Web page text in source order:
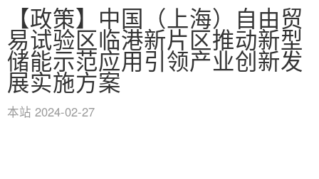
【政策】中国（上海）自由贸
易试验区临港新片区推动新型
储能示范应用引领产业创新发
展实施方案
本站 2024-02-27